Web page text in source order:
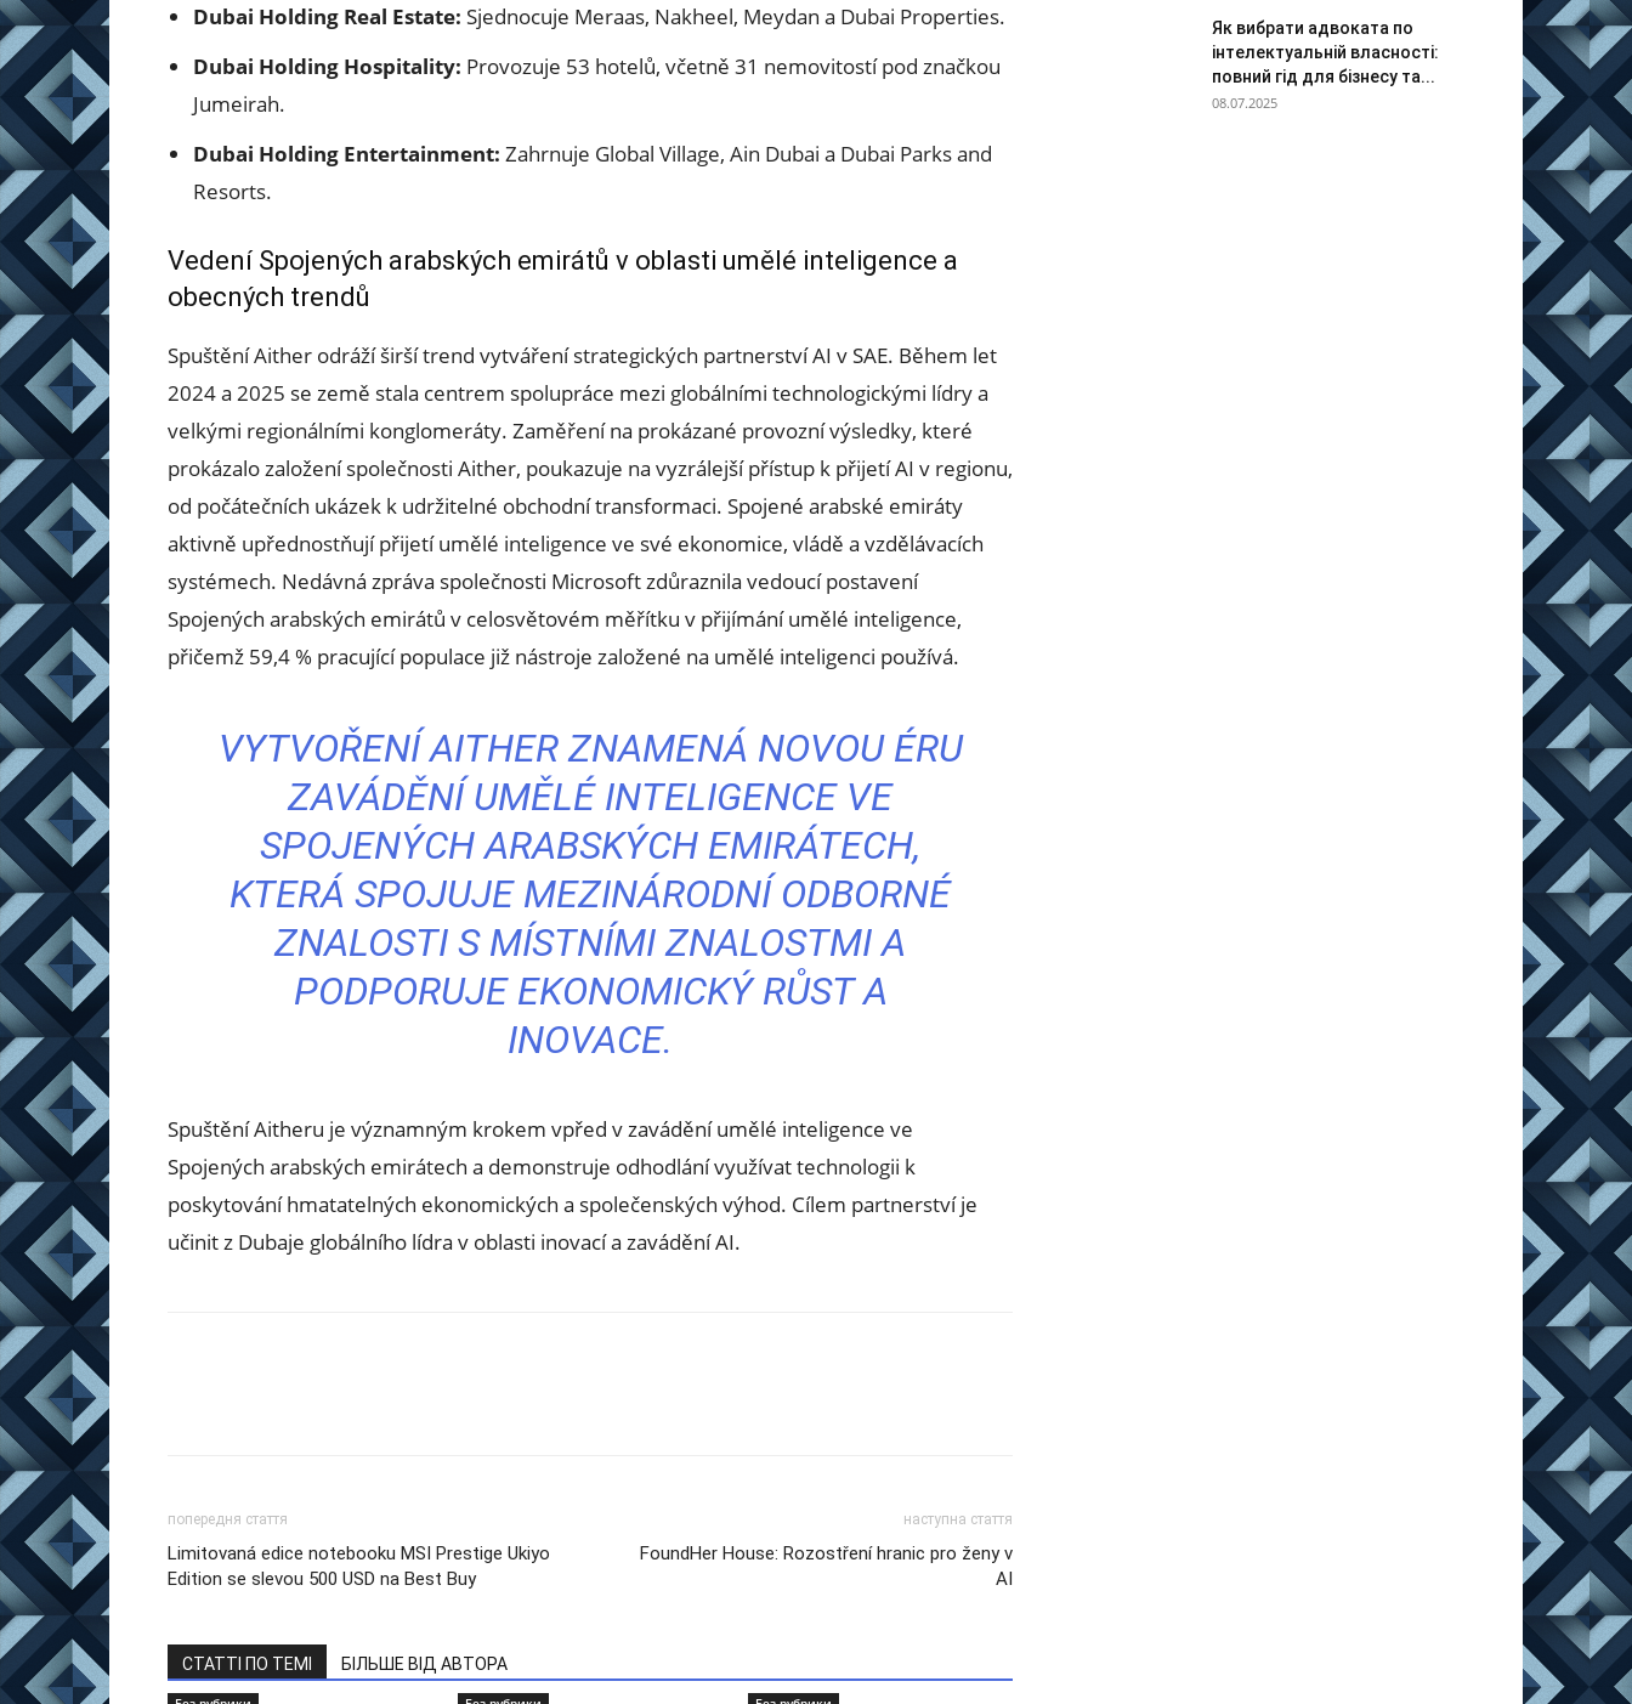
Dubai Holding Real Estate: Sjednocuje Meraas, Nakheel, Meydan a Dubai Properties.
Dubai Holding Hospitality: Provozuje 53 hotelů, včetně 31 nemovitostí pod značkou
Jumeirah.
Dubai Holding Entertainment: Zahrnuje Global Village, Ain Dubai a Dubai Parks and
Resorts.
Vedení Spojených arabských emirátů v oblasti umělé inteligence a
obecných trendů
Spuštění Aither odráží širší trend vytváření strategických partnerství AI v SAE. Během let
2024 a 2025 se země stala centrem spolupráce mezi globálními technologickými lídry a
velkými regionálními konglomeráty. Zaměření na prokázané provozní výsledky, které
prokázalo založení společnosti Aither, poukazuje na vyzrálejší přístup k přijetí AI v regionu,
od počátečních ukázek k udržitelné obchodní transformaci. Spojené arabské emiráty
aktivně upřednostňují přijetí umělé inteligence ve své ekonomice, vládě a vzdělávacích
systémech. Nedávná zpráva společnosti Microsoft zdůraznila vedoucí postavení
Spojených arabských emirátů v celosvětovém měřítku v přijímání umělé inteligence,
přičemž 59,4 % pracující populace již nástroje založené na umělé inteligenci používá.
VYTVOŘENÍ AITHER ZNAMENÁ NOVOU ÉRU
ZAVÁDĚNÍ UMĚLÉ INTELIGENCE VE
SPOJENÝCH ARABSKÝCH EMIRÁTECH,
KTERÁ SPOJUJE MEZINÁRODNÍ ODBORNÉ
ZNALOSTI S MÍSTNÍMI ZNALOSTMI A
PODPORUJE EKONOMICKÝ RŮST A
INOVACE.
Spuštění Aitheru je významným krokem vpřed v zavádění umělé inteligence ve
Spojených arabských emirátech a demonstruje odhodlání využívat technologii k
poskytování hmatatelných ekonomických a společenských výhod. Cílem partnerství je
učinit z Dubaje globálního lídra v oblasti inovací a zavádění AI.
попередня стаття
Limitovaná edice notebooku MSI Prestige Ukiyo
Edition se slevou 500 USD na Best Buy
наступна стаття
FoundHer House: Rozostření hranic pro ženy v
AI
СТАТТІ ПО ТЕМІ БІЛЬШЕ ВІД АВТОРА
Як вибрати адвоката по
інтелектуальній власності:
повний гід для бізнесу та...
08.07.2025